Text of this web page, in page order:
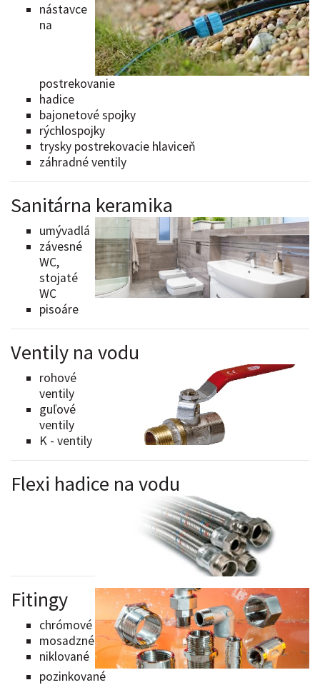
nástavce
na
postrekovanie
hadice
bajonetové spojky
rýchlospojky
trysky postrekovacie hlaviceň
záhradné ventily
Sanitárna keramika
umývadlá
závesné
WC,
stojaté
WC
pisoáre
Ventily na vodu
rohové
ventily
guľové
ventily
K - ventily
Flexi hadice na vodu
Fitingy
chrómové
mosadzné
niklované
pozinkované